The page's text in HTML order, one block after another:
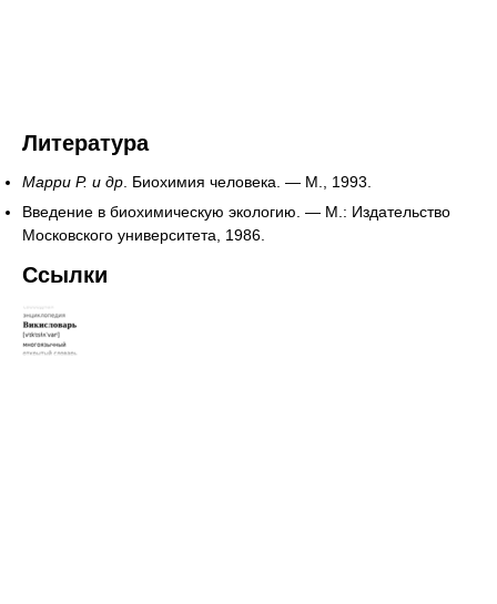
Литература
Марри Р. и др. Биохимия человека. — М., 1993.
Введение в биохимическую экологию. — М.: Издательство
Московского университета, 1986.
Ссылки